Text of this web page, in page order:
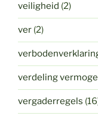
veiligheid (2)
ver (2)
verdeling
vergaderregels